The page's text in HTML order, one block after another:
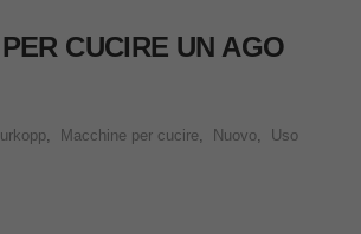
CUCIRE UN AGO
Macchine per cucire Nuovo
Uso